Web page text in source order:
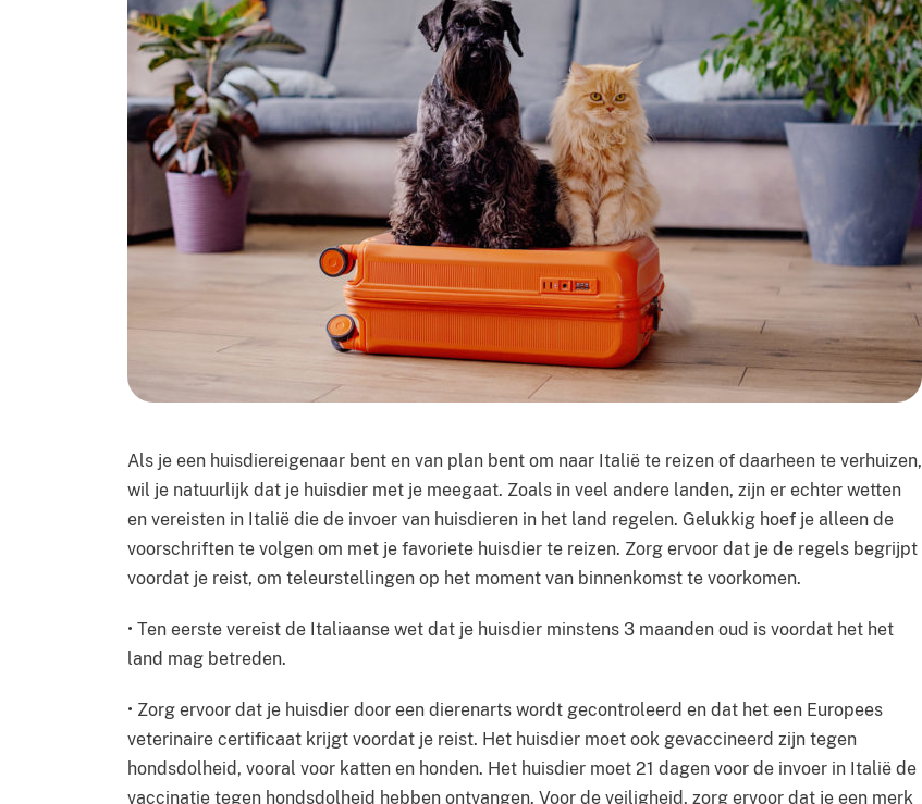
Als je een huisdiereigenaar bent en van plan bent om naar Italië te reizen of daarheen te verhuizen,
wil je natuurlijk dat je huisdier met je meegaat. Zoals in veel andere landen, zijn er echter wetten
en vereisten in Italië die de invoer van huisdieren in het land regelen. Gelukkig hoef je alleen de
voorschriften te volgen om met je favoriete huisdier te reizen. Zorg ervoor dat je de regels begrijpt
voordat je reist, om teleurstellingen op het moment van binnenkomst te voorkomen.
• Ten eerste vereist de Italiaanse wet dat je huisdier minstens 3 maanden oud is voordat het het
land mag betreden.
• Zorg ervoor dat je huisdier door een dierenarts wordt gecontroleerd en dat het een Europees
veterinaire certificaat krijgt voordat je reist. Het huisdier moet ook gevaccineerd zijn tegen
hondsdolheid, vooral voor katten en honden. Het huisdier moet 21 dagen voor de invoer in Italië de
vaccinatie tegen hondsdolheid hebben ontvangen. Voor de veiligheid, zorg ervoor dat je een merk